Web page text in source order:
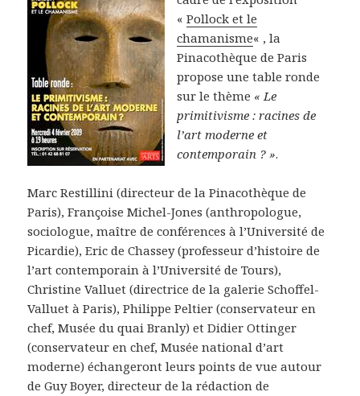
«Pollock et le
chamanisme« , la
Pinacothèque de Paris
propose une table ronde
sur le thème « Le
primitivisme : racines de
l’art moderne et
contemporain ? ».
Marc Restillini (directeur de la Pinacothèque de
Paris), Françoise Michel-Jones (anthropologue,
sociologue, maître de conférences à l’Université de
Picardie), Eric de Chassey (professeur d’histoire de
l’art contemporain à l’Université de Tours),
Christine Valluet (directrice de la galerie Schoffel-
Valluet à Paris), Philippe Peltier (conservateur en
chef, Musée du quai Branly) et Didier Ottinger
(conservateur en chef, Musée national d’art
moderne) échangeront leurs points de vue autour
de Guy Boyer, directeur de la rédaction de